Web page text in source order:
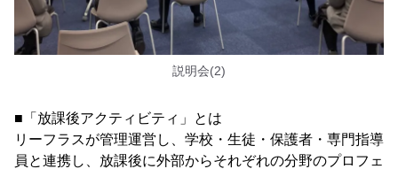
説明会(2)
■「放課後アクティビティ」とは
リーフラスが管理運営し、学校・生徒・保護者・専門指導
員と連携し、放課後に外部からそれぞれの分野のプロフェ